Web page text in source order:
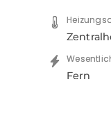
Fern